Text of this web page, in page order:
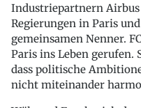
Industriepartnern Airbus
Regierungen in Paris
gemeinsamen Nenner.
Paris ins Leben gerufen.
dass politische
nicht miteinander